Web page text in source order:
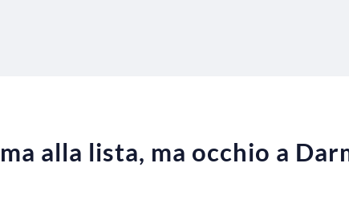
alla lista, ma occhio a